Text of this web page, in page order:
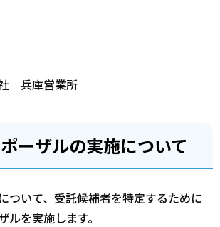
兵庫営業所
ーザルの実施について
ついて、受託候補者を特定するために
ルを実施します。